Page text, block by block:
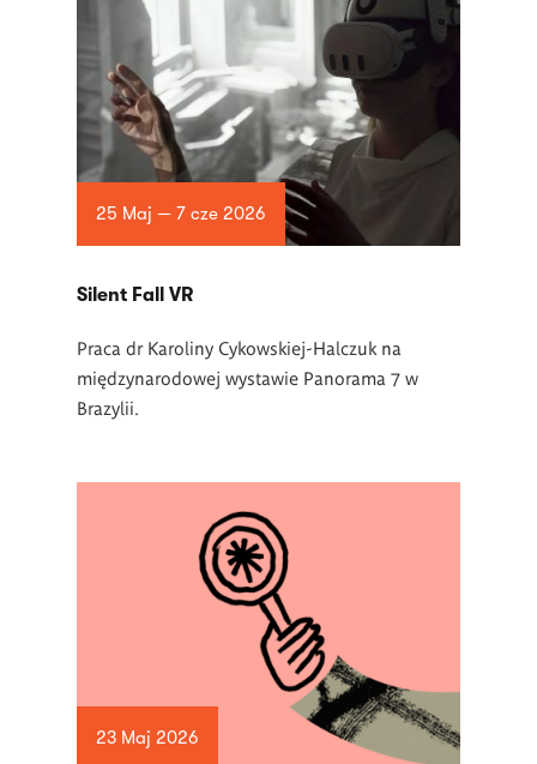
25 Maj — 7 cze 2026
Silent Fall VR
Praca dr Karoliny Cykowskiej-Halczuk na
międzynarodowej wystawie Panorama 7 w
Brazylii.
23 Maj 2026